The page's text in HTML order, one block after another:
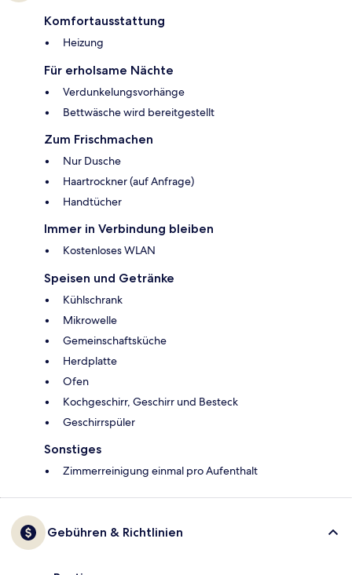
Komfortausstattung
Heizung
Für erholsame Nächte
Verdunkelungsvorhänge
Bettwäsche wird bereitgestellt
Zum Frischmachen
Nur Dusche
Haartrockner (auf Anfrage)
Handtücher
Immer in Verbindung bleiben
Kostenloses WLAN
Speisen und Getränke
Kühlschrank
Mikrowelle
Gemeinschaftsküche
Herdplatte
Ofen
Kochgeschirr, Geschirr und Besteck
Geschirrspüler
Sonstiges
Zimmerreinigung einmal pro Aufenthalt
Gebühren & Richtlinien